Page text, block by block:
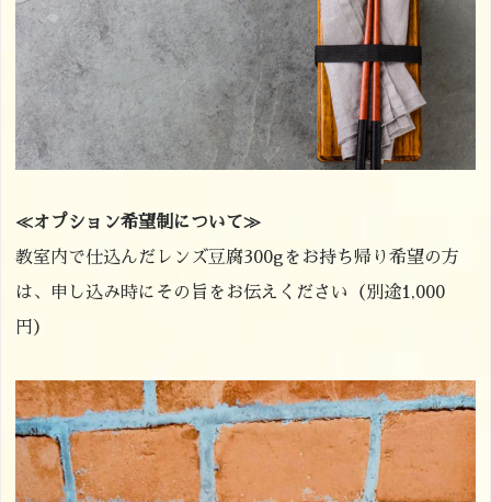
≪オプション希望制について≫
教室内で仕込んだレンズ豆腐300gをお持ち帰り希望の方
は、申し込み時にその旨をお伝えください（別途1,000
円）